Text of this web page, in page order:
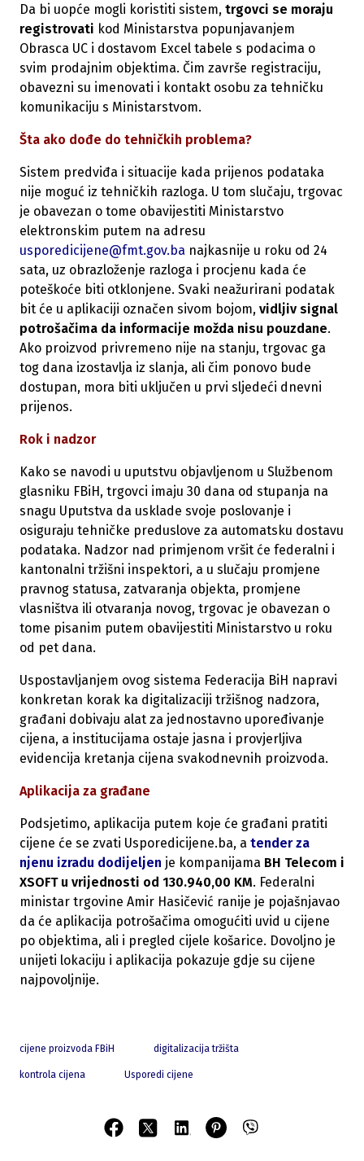
Da bi uopće mogli koristiti sistem, trgovci se moraju
registrovati kod Ministarstva popunjavanjem
Obrasca UC i dostavom Excel tabele s podacima o
svim prodajnim objektima. Čim završe registraciju,
obavezni su imenovati i kontakt osobu za tehničku
komunikaciju s Ministarstvom.
Šta ako dođe do tehničkih problema?
Sistem predviđa i situacije kada prijenos podataka
nije moguć iz tehničkih razloga. U tom slučaju, trgovac
je obavezan o tome obavijestiti Ministarstvo
elektronskim putem na adresu
usporedicijene@fmt.gov.ba najkasnije u roku od 24
sata, uz obrazloženje razloga i procjenu kada će
poteškoće biti otklonjene. Svaki neažurirani podatak
bit će u aplikaciji označen sivom bojom, vidljiv signal
potrošačima da informacije možda nisu pouzdane.
Ako proizvod privremeno nije na stanju, trgovac ga
tog dana izostavlja iz slanja, ali čim ponovo bude
dostupan, mora biti uključen u prvi sljedeći dnevni
prijenos.
Rok i nadzor
Kako se navodi u uputstvu objavljenom u Službenom
glasniku FBiH, trgovci imaju 30 dana od stupanja na
snagu Uputstva da usklade svoje poslovanje i
osiguraju tehničke preduslove za automatsku dostavu
podataka. Nadzor nad primjenom vršit će federalni i
kantonalni tržišni inspektori, a u slučaju promjene
pravnog statusa, zatvaranja objekta, promjene
vlasništva ili otvaranja novog, trgovac je obavezan o
tome pisanim putem obavijestiti Ministarstvo u roku
od pet dana.
Uspostavljanjem ovog sistema Federacija BiH napravi
konkretan korak ka digitalizaciji tržišnog nadzora,
građani dobivaju alat za jednostavno upoređivanje
cijena, a institucijama ostaje jasna i provjerljiva
evidencija kretanja cijena svakodnevnih proizvoda.
Aplikacija za građane
Podsjetimo, aplikacija putem koje će građani pratiti
cijene će se zvati Usporedicijene.ba, a tender za
njenu izradu dodijeljen je kompanijama BH Telecom i
XSOFT u vrijednosti od 130.940,00 KM. Federalni
ministar trgovine Amir Hasičević ranije je pojašnjavao
da će aplikacija potrošačima omogućiti uvid u cijene
po objektima, ali i pregled cijele košarice. Dovoljno je
unijeti lokaciju i aplikacija pokazuje gdje su cijene
najpovoljnije.
cijene proizvoda FBiH digitalizacija tržišta
kontrola cijena Usporedi cijene